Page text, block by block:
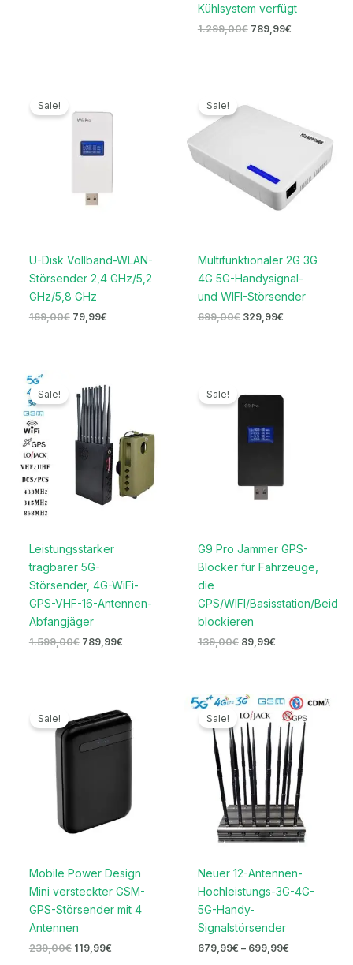
Kühlsystem verfügt
1.299,00€ 789,99€
Sale!
U-Disk Vollband-WLAN-
Störsender 2,4 GHz/5,2
GHz/5,8 GHz
169,00€
war:
169,00€
79,99€
ist:
Sale!
Multifunktionaler 2G 3G
4G 5G-Handysignal-
und WIFI-Störsender
699,00€
war:
329,99€
329,99€.
Sale!
Leistungsstarker
tragbarer 5G-
Störsender, 4G-WiFi-
GPS-VHF-16-Antennen-
Abfangjäger
1.599,00€
Preis
war:
1.599,00€
789,99€
Sale!
G9 Pro Jammer GPS-
Blocker für Fahrzeuge,
die
GPS/WIFI/Basisstation/Beidou
blockieren
139,00€
war:
89,99€
ist:
Sale!
Mobile Power Design
Mini versteckter GSM-
GPS-Störsender mit 4
Antennen
239,00€
Preis
war:
239,00€
119,99€
Preis
ist:
119,99€.
Sale!
Neuer 12-Antennen-
Hochleistungs-3G-4G-
5G-Handy-
Signalstörsender
679,99€ – 699,99€
Preisspanne:
679,99€
bis
699,99€